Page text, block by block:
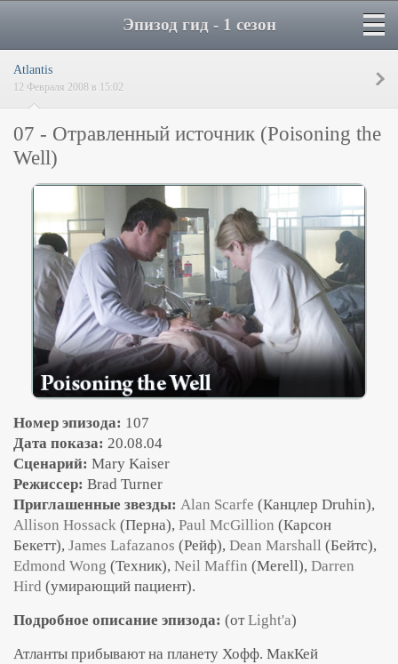
Эпизод гид - 1 сезон
Atlantis
12 Февраля 2008 в 15:02
07 - Отравленный источник (Poisoning the
Well)
Номер эпизода: 107
Дата показа: 20.08.04
Сценарий: Mary Kaiser
Режиссер: Brad Turner
Приглашенные звезды: Alan Scarfe (Канцлер Druhin),
Allison Hossack (Перна), Paul McGillion (Карсон
Бекетт), James Lafazanos (Рейф), Dean Marshall (Бейтс),
Edmond Wong (Техник), Neil Maffin (Merell), Darren
Hird (умирающий пациент).
Подробное описание эпизода: (отLight'a)
Атланты прибывают на планету Хофф. МакКей